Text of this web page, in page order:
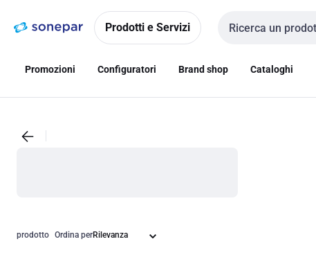
navigazionealla
Prodotti e Servizi
Cerca input
Promozioni Configuratori Brand shop Cataloghi
prodotto Ordina per